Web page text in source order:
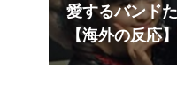
愛するバンド
【海外の反応】